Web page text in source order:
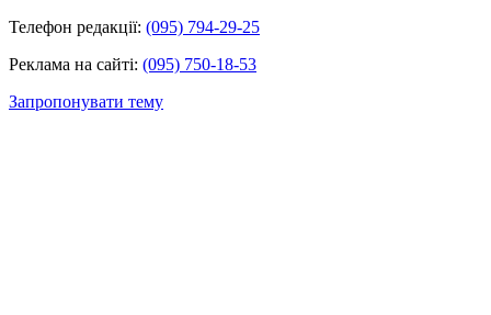
Телефон редакції: (095) 794-29-25
Реклама на сайті: (095) 750-18-53
Запропонувати тему